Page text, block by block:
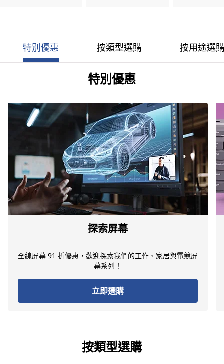
特別優惠 按類型選購 按用途選
特別優惠
探索屏幕
全線屏幕 91 折優惠，歡迎探索我們的工作、家居與電競屏
幕系列！
立即選購
按類型選購